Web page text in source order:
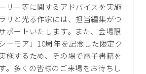
リー等に関するアドバイスを実施
リと光る作家には、担当編集がつ
ポートいたします。また、会場限
ーモア」10周年を記念した限定ク
施するため、その場で電子書籍を
。多くの皆様のご来場をお待ちし